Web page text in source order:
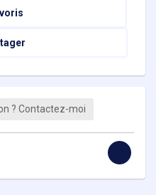
? Contactez-moi